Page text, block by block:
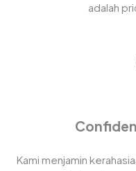
adalah
Kami menjamin